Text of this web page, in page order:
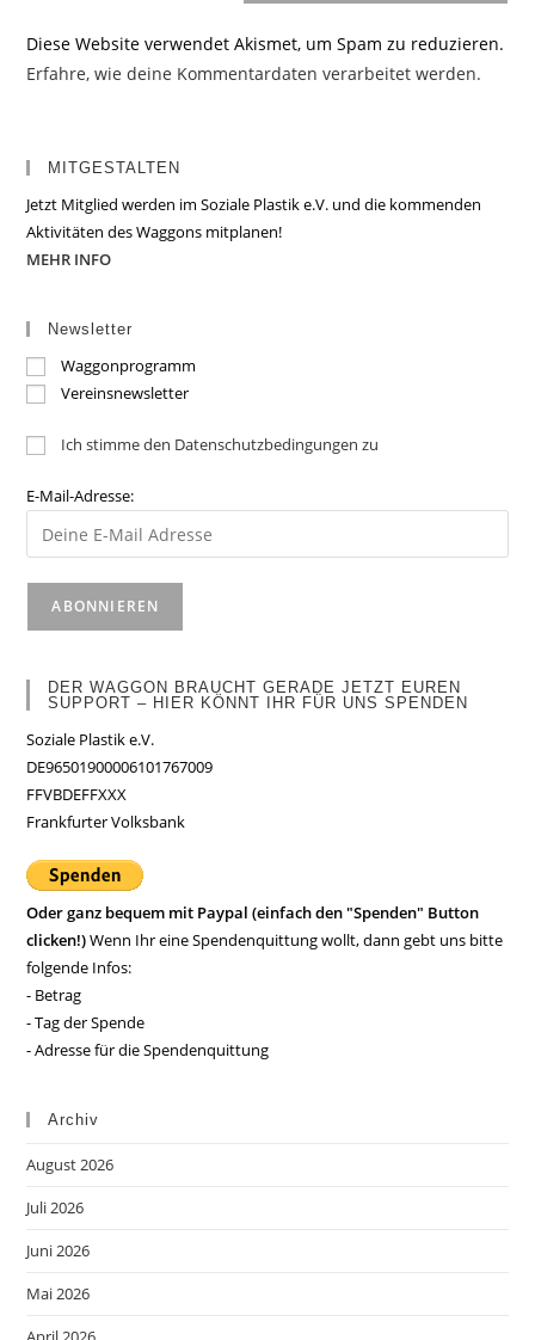
Diese Website verwendet Akismet, um Spam zu reduzieren.
Erfahre, wie deine Kommentardaten verarbeitet werden.
MITGESTALTEN
Jetzt Mitglied werden im Soziale Plastik e.V. und die kommenden
Aktivitäten des Waggons mitplanen!
MEHR INFO
Newsletter
Waggonprogramm
Vereinsnewsletter
Ich stimme den Datenschutzbedingungen zu
E-Mail-Adresse:
DER WAGGON BRAUCHT GERADE JETZT EUREN
SUPPORT – HIER KÖNNT IHR FÜR UNS SPENDEN
Soziale Plastik e.V.
DE96501900006101767009
FFVBDEFFXXX
Frankfurter Volksbank
Oder ganz bequem mit Paypal (einfach den "Spenden" Button
clicken!)Wenn Ihr eine Spendenquittung wollt, dann gebt uns bitte
folgende Infos:
- Betrag
- Tag der Spende
- Adresse für die Spendenquittung
Archiv
August 2026
Juli 2026
Juni 2026
Mai 2026